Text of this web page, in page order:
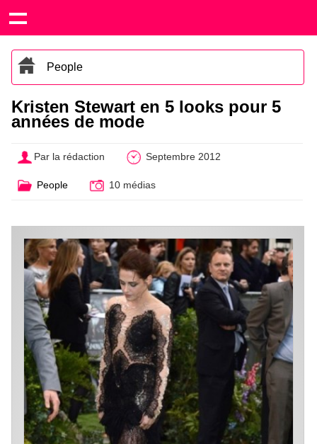
People
Kristen Stewart en 5 looks pour 5
années de mode
Par la rédaction Septembre 2012
People 10 médias